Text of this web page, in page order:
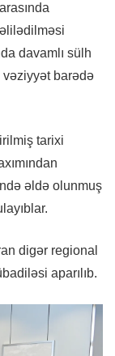
davamlı sülh
vəziyyət barədə
tarixi
əldə olunmuş
digər regional
aparılıb.